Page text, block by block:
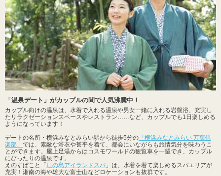
「温泉デート」がカップルの間で人気沸騰中！
カップル向けの温泉は、水着で入れる温泉や男女一緒に入れる岩盤浴、充実し
たリラクゼーションスペースやレストラン……など、カップルでも1日楽しめる
ようになっています！
デートの名所・横浜みなとみらい駅から徒歩5分の 「横浜みなとみらい 万葉倶
楽部」 では、素敵な浴衣や甚平を着て、都会にいながらも旅情気分を味わうこ
とができます。屋上足湯からはコスモワールドの観覧車を一望でき、カップル
にぴったりの温泉です。
えのすぱこと「江の島アイランドスパ 」は、水着を着て楽しめるスパエリアが
充実！湘南の海や雄大な富士山などロケーションも抜群です。